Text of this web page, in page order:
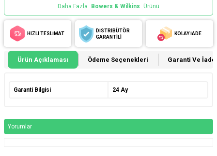
Daha Fazla Bowers & Wilkins Ürünü
HIZLI TESLİMAT
DİSTRİBÜTÖR
GARANTİLİ
KOLAY İADE
Ürün Açıklaması Ödeme Seçenekleri Garanti Ve İade
Garanti Bilgisi 24 Ay
Yorumlar